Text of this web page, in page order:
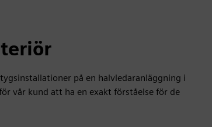
på en halvledaranläggning i
vår kund att ha en exakt förståelse för de